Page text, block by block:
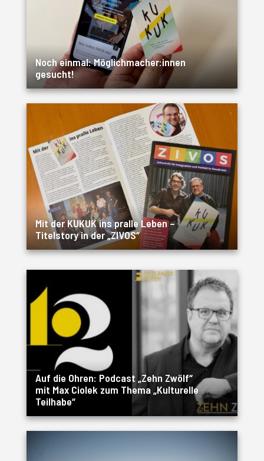
Noch einmal: Möglichmacher:innen
gesucht!
Mit der KUKUK ins pralle Leben –
Titelstory in der „ZIVOS“
Auf die Ohren: Podcast „Zehn Zwölf“
mit Max Ciolek zum Thema „Kulturelle
Teilhabe“